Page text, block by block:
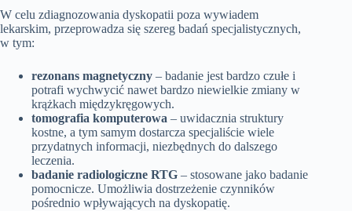
W celu zdiagnozowania dyskopatii poza wywiadem
lekarskim, przeprowadza się szereg badań specjalistycznych,
w tym:
rezonans magnetyczny – badanie jest bardzo czułe i
potrafi wychwycić nawet bardzo niewielkie zmiany w
krążkach międzykręgowych.
tomografia komputerowa – uwidacznia struktury
kostne, a tym samym dostarcza specjaliście wiele
przydatnych informacji, niezbędnych do dalszego
leczenia.
badanie radiologiczne RTG – stosowane jako badanie
pomocnicze. Umożliwia dostrzeżenie czynników
pośrednio wpływających na dyskopatię.